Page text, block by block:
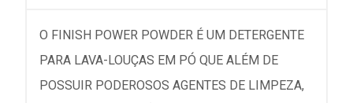
O FINISH POWER POWDER É UM DETERGENTE
PARA LAVA-LOUÇAS EM PÓ QUE ALÉM DE
POSSUIR PODEROSOS AGENTES DE LIMPEZA,